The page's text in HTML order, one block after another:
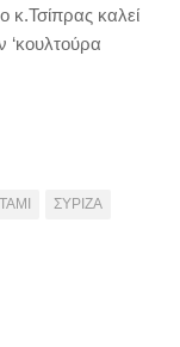
κ.Τσίπρας καλεί
ΣΥΡΙΖΑ